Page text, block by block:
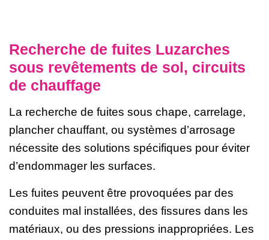
Recherche de fuites Luzarches
sous revêtements de sol, circuits
de chauffage
La recherche de fuites sous chape, carrelage,
plancher chauffant, ou systèmes d’arrosage
nécessite des solutions spécifiques pour éviter
d’endommager les surfaces.
Les fuites peuvent être provoquées par des
conduites mal installées, des fissures dans les
matériaux, ou des pressions inappropriées. Les